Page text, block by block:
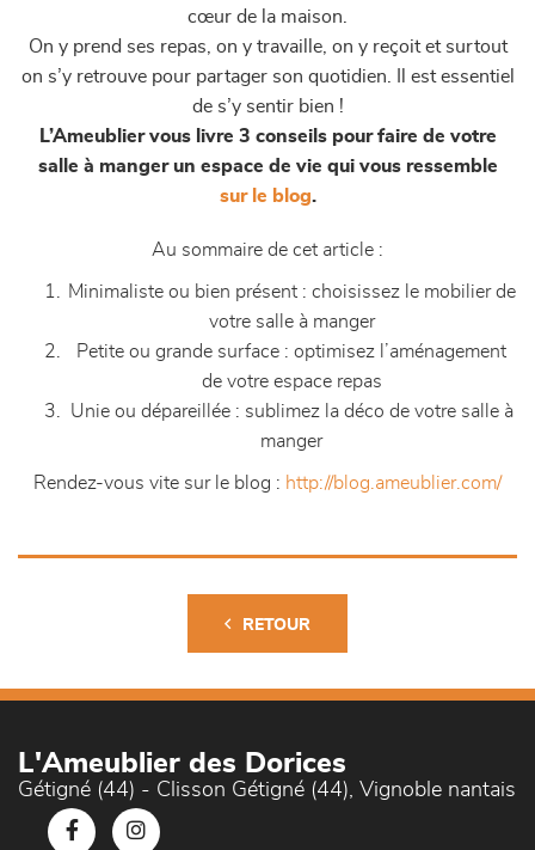
cœur de la maison.
On y prend ses repas, on y travaille, on y reçoit et surtout
on s’y retrouve pour partager son quotidien. Il est essentiel
de s’y sentir bien !
L’Ameublier vous livre 3 conseils pour faire de votre
salle à manger un espace de vie qui vous ressemble
sur le blog.
Au sommaire de cet article :
Minimaliste ou bien présent : choisissez le mobilier de
votre salle à manger
Petite ou grande surface : optimisez l’aménagement
de votre espace repas
Unie ou dépareillée : sublimez la déco de votre salle à
manger
Rendez-vous vite sur le blog : http://blog.ameublier.com/
RETOUR
L'Ameublier des Dorices
Gétigné (44) - Clisson Gétigné (44), Vignoble nantais